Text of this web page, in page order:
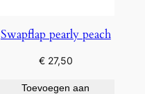
Swapflap pearly peach
€27,50
Toevoegen aan